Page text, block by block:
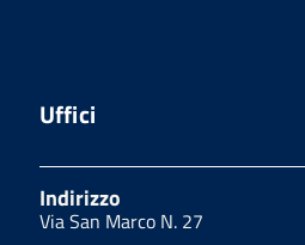
Uffici
Indirizzo
Via San Marco N. 27